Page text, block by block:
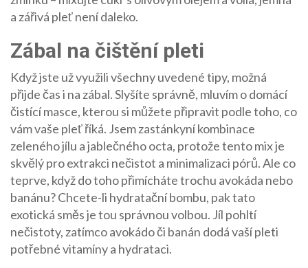
a zářivá pleť není daleko.
Zábal na čištění pleti
Když jste už využili všechny uvedené tipy, možná
přijde čas i na zábal. Slyšíte správně, mluvím o domácí
čistící masce, kterou si můžete připravit podle toho, co
vám vaše pleť říká. Jsem zastánkyní kombinace
zeleného jílu a jablečného octa, protože tento mix je
skvělý pro extrakci nečistot a minimalizaci pórů. Ale co
teprve, když do toho přimícháte trochu avokáda nebo
banánu? Chcete-li hydratační bombu, pak tato
exotická směs je tou správnou volbou. Jíl pohltí
nečistoty, zatímco avokádo či banán dodá vaší pleti
potřebné vitamíny a hydrataci.